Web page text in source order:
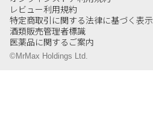
レビュー利用規約
特定商取引に関する法律に基づく表示
酒類販売管理者標識
医薬品に関するご案内
©MrMax Holdings Ltd.